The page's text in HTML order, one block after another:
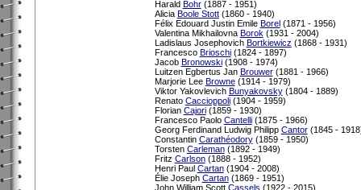
Harald Bohr(1887 - 1951)
Alicia Boole Stott(1860 - 1940)
Félix Edouard Justin Emile Borel(1871 - 1956)
Valentina Mikhailovna Borok (1931 - 2004)
Ladislaus Josephovich Bortkiewicz (1868 - 1931)
Francesco Brioschi(1824 - 1897)
Jacob Bronowski(1908 - 1974)
Luitzen Egbertus Jan Brouwer(1881 - 1966)
Marjorie Lee Browne(1914 - 1979)
Viktor Yakovlevich Bunyakovsky(1804 - 1889)
Renato Caccioppoli(1904 - 1959)
Florian Cajori(1859 - 1930)
Francesco Paolo Cantelli(1875 - 1966)
Georg Ferdinand Ludwig Philipp Cantor(1845 -
Constantin Carathéodory(1859 - 1950)
Torsten Carleman(1892 - 1949)
Fritz Carlson(1888 - 1952)
Henri Paul Cartan(1904 - 2008)
Élie Joseph Cartan(1869 - 1951)
John William Scott Cassels (1922 - 2015)